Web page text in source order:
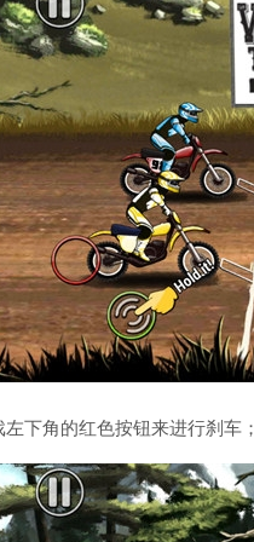
左下角的红色按钮来进行刹车；